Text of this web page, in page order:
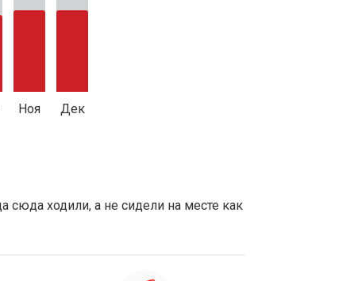
Ноя Дек
сюда ходили, а не сидели на месте как